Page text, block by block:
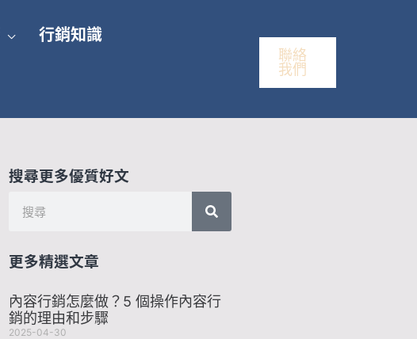
行銷知識
聯絡
我們
搜尋更多優質好文
更多精選文章
內容行銷怎麼做？5 個操作內容行
銷的理由和步驟
2025-04-30